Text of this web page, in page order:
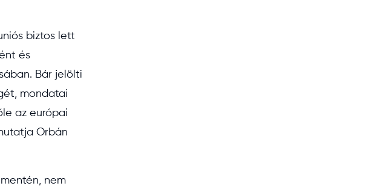
biztos lett
és
Bár jelölti
mondatai
az európai
Orbán
nem